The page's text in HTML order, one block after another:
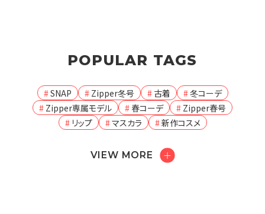
POPULAR TAGS
SNAP Zipper冬号 古着
冬コーデ
Zipper専属モデル
春コーデ
Zipper春号
リップ
マスカラ 新作コスメ
VIEW MORE